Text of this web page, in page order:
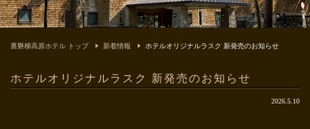
裏磐梯高原ホテル トップ 新着情報 ホテルオリジナルラスク 新発売のお知らせ
ホテルオリジナルラスク 新発売のお知らせ
2026.5.10